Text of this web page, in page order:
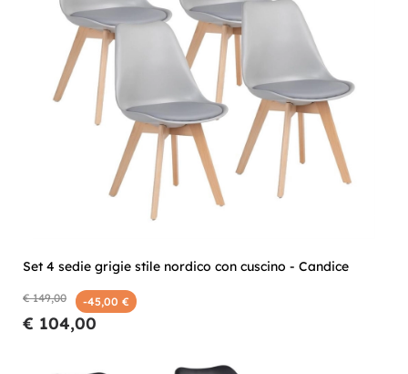
Set 4 sedie grigie stile nordico con cuscino - Candice
€ 149,00 -45,00 €
€ 104,00